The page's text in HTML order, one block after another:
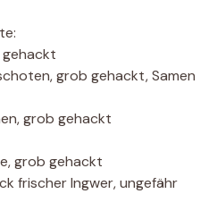
grob gehackt, Samen
grob gehackt
grob gehackt
frischer Ingwer, ungefähr